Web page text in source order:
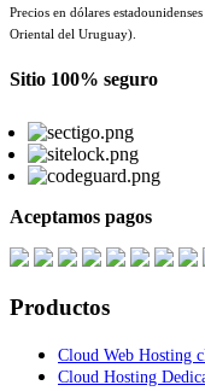
Precios en dólares
Oriental del Uruguay).
Sitio 100% seguro
Aceptamos pagos
Productos
Cloud Web Hosting
Cloud Hosting